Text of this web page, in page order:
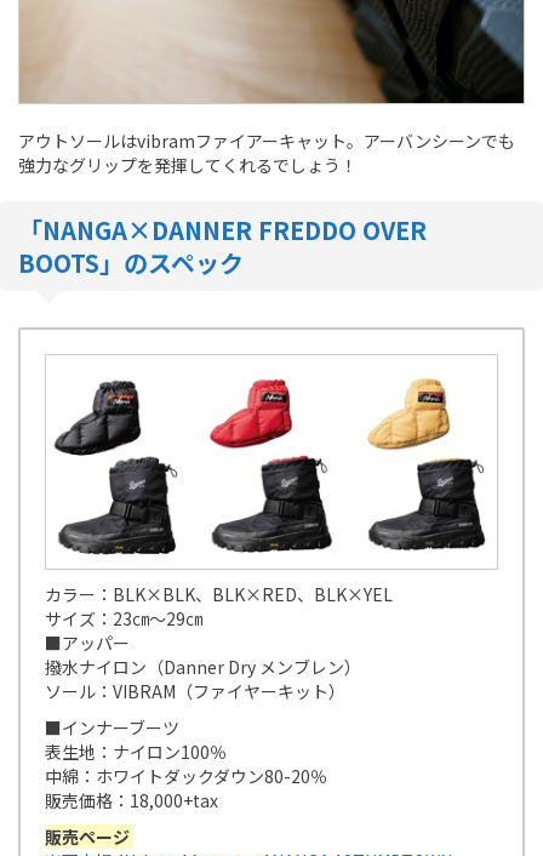
アウトソールはvibramファイアーキャット。アーバンシーンでも
強力なグリップを発揮してくれるでしょう！
「NANGA×DANNER FREDDO OVER
BOOTS」のスペック
カラー：BLK×BLK、BLK×RED、BLK×YEL
サイズ：23㎝～29㎝
■アッパー
撥水ナイロン（Danner Dry メンブレン）
ソール：VIBRAM（ファイヤーキット）
■インナーブーツ
表生地：ナイロン100％
中綿：ホワイトダックダウン80-20％
販売価格：18,000+tax
販売ページ